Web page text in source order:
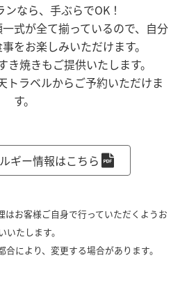
なら、手ぶらでOK！
式が全て揃っているので、自分
をお楽しみいただけます。
焼きもご提供いたします。
トラベルからご予約いただけま
す。
ギー情報はこちら
お客様ご自身で行っていただくようお
いたします。
により、変更する場合があります。